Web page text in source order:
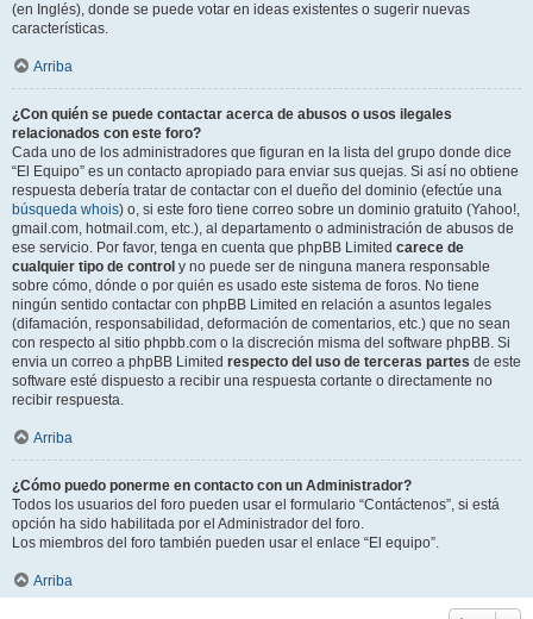
(en Inglés), donde se puede votar en ideas existentes o sugerir nuevas
características.
Arriba
¿Con quién se puede contactar acerca de abusos o usos ilegales
relacionados con este foro?
Cada uno de los administradores que figuran en la lista del grupo donde dice
“El Equipo” es un contacto apropiado para enviar sus quejas. Si así no obtiene
respuesta debería tratar de contactar con el dueño del dominio (efectúe una
búsqueda whois) o, si este foro tiene correo sobre un dominio gratuito (Yahoo!,
gmail.com, hotmail.com, etc.), al departamento o administración de abusos de
ese servicio. Por favor, tenga en cuenta que phpBB Limited carece de
cualquier tipo de control y no puede ser de ninguna manera responsable
sobre cómo, dónde o por quién es usado este sistema de foros. No tiene
ningún sentido contactar con phpBB Limited en relación a asuntos legales
(difamación, responsabilidad, deformación de comentarios, etc.) que no sean
con respecto al sitio phpbb.com o la discreción misma del software phpBB. Si
envia un correo a phpBB Limited respecto del uso de terceras partes de este
software esté dispuesto a recibir una respuesta cortante o directamente no
recibir respuesta.
Arriba
¿Cómo puedo ponerme en contacto con un Administrador?
Todos los usuarios del foro pueden usar el formulario “Contáctenos”, si está
opción ha sido habilitada por el Administrador del foro.
Los miembros del foro también pueden usar el enlace “El equipo”.
Arriba